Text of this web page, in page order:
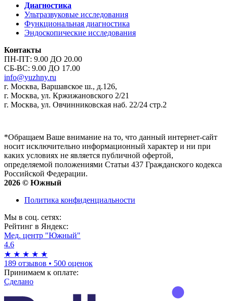
Диагностика
Ультразвуковые исследования
Функциональная диагностика
Эндоскопические исследования
Контакты
ПН-ПТ: 9.00 ДО 20.00
СБ-ВС: 9.00 ДО 17.00
info@yuzhny.ru
г. Москва, Варшавское ш., д.126,
г. Москва, ул. Кржижановского 2/21
г. Москва, ул. Овчинниковская наб. 22/24 стр.2
*Обращаем Ваше внимание на то, что данный интернет-сайт
носит исключительно информационный характер и ни при
каких условиях не является публичной офертой,
определяемой положениями Статьи 437 Гражданского кодекса
Российской Федерации.
2026 © Южный
Политика конфиденциальности
Мы в соц. сетях:
Рейтинг в Яндекс:
Мед. центр "Южный"
4.6
★ ★ ★ ★ ★
189 отзывов • 500 оценок
Принимаем к оплате:
Сделано